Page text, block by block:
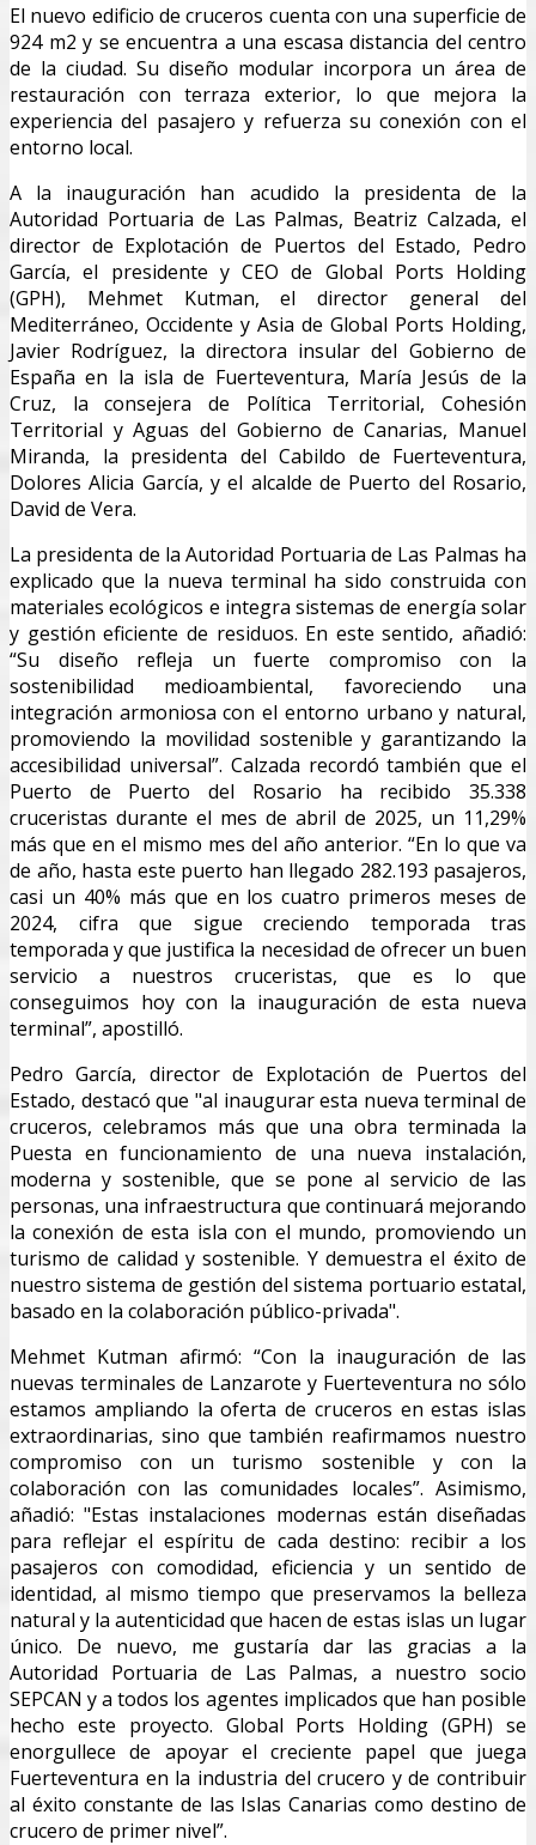
El nuevo edificio de cruceros cuenta con una superficie de
924 m2 y se encuentra a una escasa distancia del centro
de la ciudad. Su diseño modular incorpora un área de
restauración con terraza exterior, lo que mejora la
experiencia del pasajero y refuerza su conexión con el
entorno local.
A la inauguración han acudido la presidenta de la
Autoridad Portuaria de Las Palmas, Beatriz Calzada, el
director de Explotación de Puertos del Estado, Pedro
García, el presidente y CEO de Global Ports Holding
(GPH), Mehmet Kutman, el director general del
Mediterráneo, Occidente y Asia de Global Ports Holding,
Javier Rodríguez, la directora insular del Gobierno de
España en la isla de Fuerteventura, María Jesús de la
Cruz, la consejera de Política Territorial, Cohesión
Territorial y Aguas del Gobierno de Canarias, Manuel
Miranda, la presidenta del Cabildo de Fuerteventura,
Dolores Alicia García, y el alcalde de Puerto del Rosario,
David de Vera.
La presidenta de la Autoridad Portuaria de Las Palmas ha
explicado que la nueva terminal ha sido construida con
materiales ecológicos e integra sistemas de energía solar
y gestión eficiente de residuos. En este sentido, añadió:
“Su diseño refleja un fuerte compromiso con la
sostenibilidad medioambiental, favoreciendo una
integración armoniosa con el entorno urbano y natural,
promoviendo la movilidad sostenible y garantizando la
accesibilidad universal”. Calzada recordó también que el
Puerto de Puerto del Rosario ha recibido 35.338
cruceristas durante el mes de abril de 2025, un 11,29%
más que en el mismo mes del año anterior. “En lo que va
de año, hasta este puerto han llegado 282.193 pasajeros,
casi un 40% más que en los cuatro primeros meses de
2024, cifra que sigue creciendo temporada tras
temporada y que justifica la necesidad de ofrecer un buen
servicio a nuestros cruceristas, que es lo que
conseguimos hoy con la inauguración de esta nueva
terminal”, apostilló.
Pedro García, director de Explotación de Puertos del
Estado, destacó que "al inaugurar esta nueva terminal de
cruceros, celebramos más que una obra terminada la
Puesta en funcionamiento de una nueva instalación,
moderna y sostenible, que se pone al servicio de las
personas, una infraestructura que continuará mejorando
la conexión de esta isla con el mundo, promoviendo un
turismo de calidad y sostenible. Y demuestra el éxito de
nuestro sistema de gestión del sistema portuario estatal,
basado en la colaboración público-privada".
Mehmet Kutman afirmó: “Con la inauguración de las
nuevas terminales de Lanzarote y Fuerteventura no sólo
estamos ampliando la oferta de cruceros en estas islas
extraordinarias, sino que también reafirmamos nuestro
compromiso con un turismo sostenible y con la
colaboración con las comunidades locales”. Asimismo,
añadió: "Estas instalaciones modernas están diseñadas
para reflejar el espíritu de cada destino: recibir a los
pasajeros con comodidad, eficiencia y un sentido de
identidad, al mismo tiempo que preservamos la belleza
natural y la autenticidad que hacen de estas islas un lugar
único. De nuevo, me gustaría dar las gracias a la
Autoridad Portuaria de Las Palmas, a nuestro socio
SEPCAN y a todos los agentes implicados que han posible
hecho este proyecto. Global Ports Holding (GPH) se
enorgullece de apoyar el creciente papel que juega
Fuerteventura en la industria del crucero y de contribuir
al éxito constante de las Islas Canarias como destino de
crucero de primer nivel”.